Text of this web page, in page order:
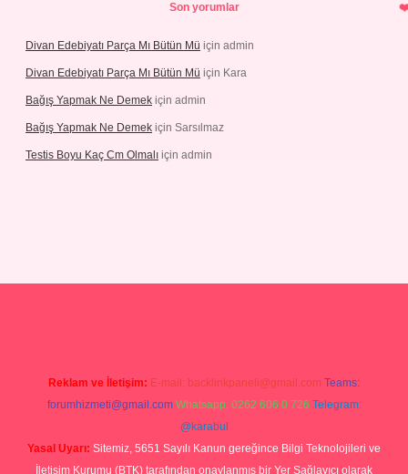
Son yorumlar
Divan Edebiyatı Parça Mı Bütün Mü için admin
Divan Edebiyatı Parça Mı Bütün Mü için Kara
Bağış Yapmak Ne Demek için admin
Bağış Yapmak Ne Demek için Sarsılmaz
Testis Boyu Kaç Cm Olmalı için admin
Reklam ve İletişim: E-mail: backlinkpaneli@gmail.com Teams:
forumhizmeti@gmail.com Whatsapp: 0262 606 0 726 Telegram:
@karabul
Yasal Uyarı: Sitemiz, 5651 Sayılı Kanun gereğince Bilgi Teknolojileri ve
İletişim Kurumu (BTK) tarafından onaylanmış bir Yer Sağlayıcı olarak